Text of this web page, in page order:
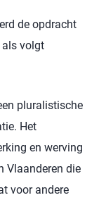
de opdracht
volgt
pluralistische
Het
en werving
Vlaanderen die
voor andere